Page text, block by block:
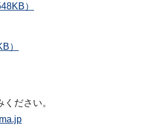
）
）
ださい。